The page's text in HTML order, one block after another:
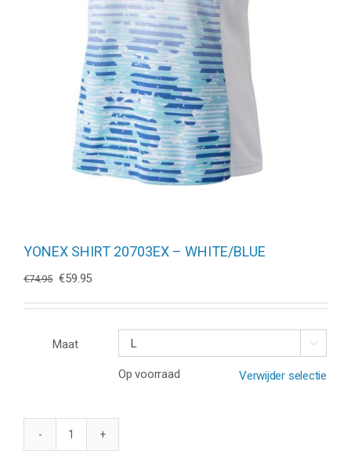
YONEX SHIRT 20703EX – WHITE/BLUE
€74.95 Oorspronkelijke
was:
€59.95Huidige
is:
€59.95.
Maat

Op voorraad Verwijder selectie
YONEX